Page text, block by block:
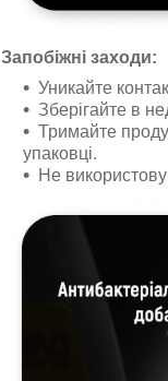
Запобіжні заходи:
Уникайте
Зберігайте в
Тримайте
упаковці.
Не